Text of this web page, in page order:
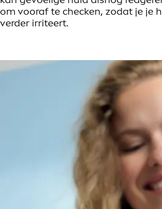
om vooraf te checken, zodat je je
verder irriteert.